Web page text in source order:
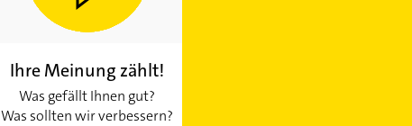
Ihre Meinung zählt!
Was gefällt Ihnen gut?
Was sollten wir verbessern?